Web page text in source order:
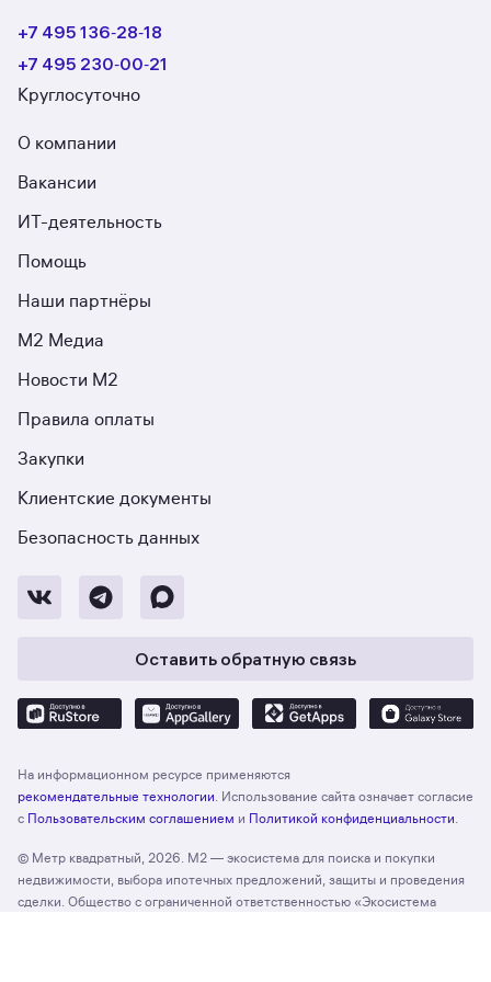
+7 495 136‑28‑18
+7 495 230‑00‑21
Круглосуточно
О компании
Вакансии
ИТ-деятельность
Помощь
Наши партнёры
М2 Медиа
Новости М2
Правила оплаты
Закупки
Клиентские документы
Безопасность данных
Оставить обратную связь
На информационном ресурсе применяются
рекомендательные технологии . Использование сайта означает согласие
с Пользовательским соглашением и Политикой конфиденциальности
© Метр квадратный, 2026. М2 — экосистема для поиска и покупки
недвижимости, выбора ипотечных предложений, защиты и проведения
сделки. Общество с ограниченной ответственностью «Экосистема